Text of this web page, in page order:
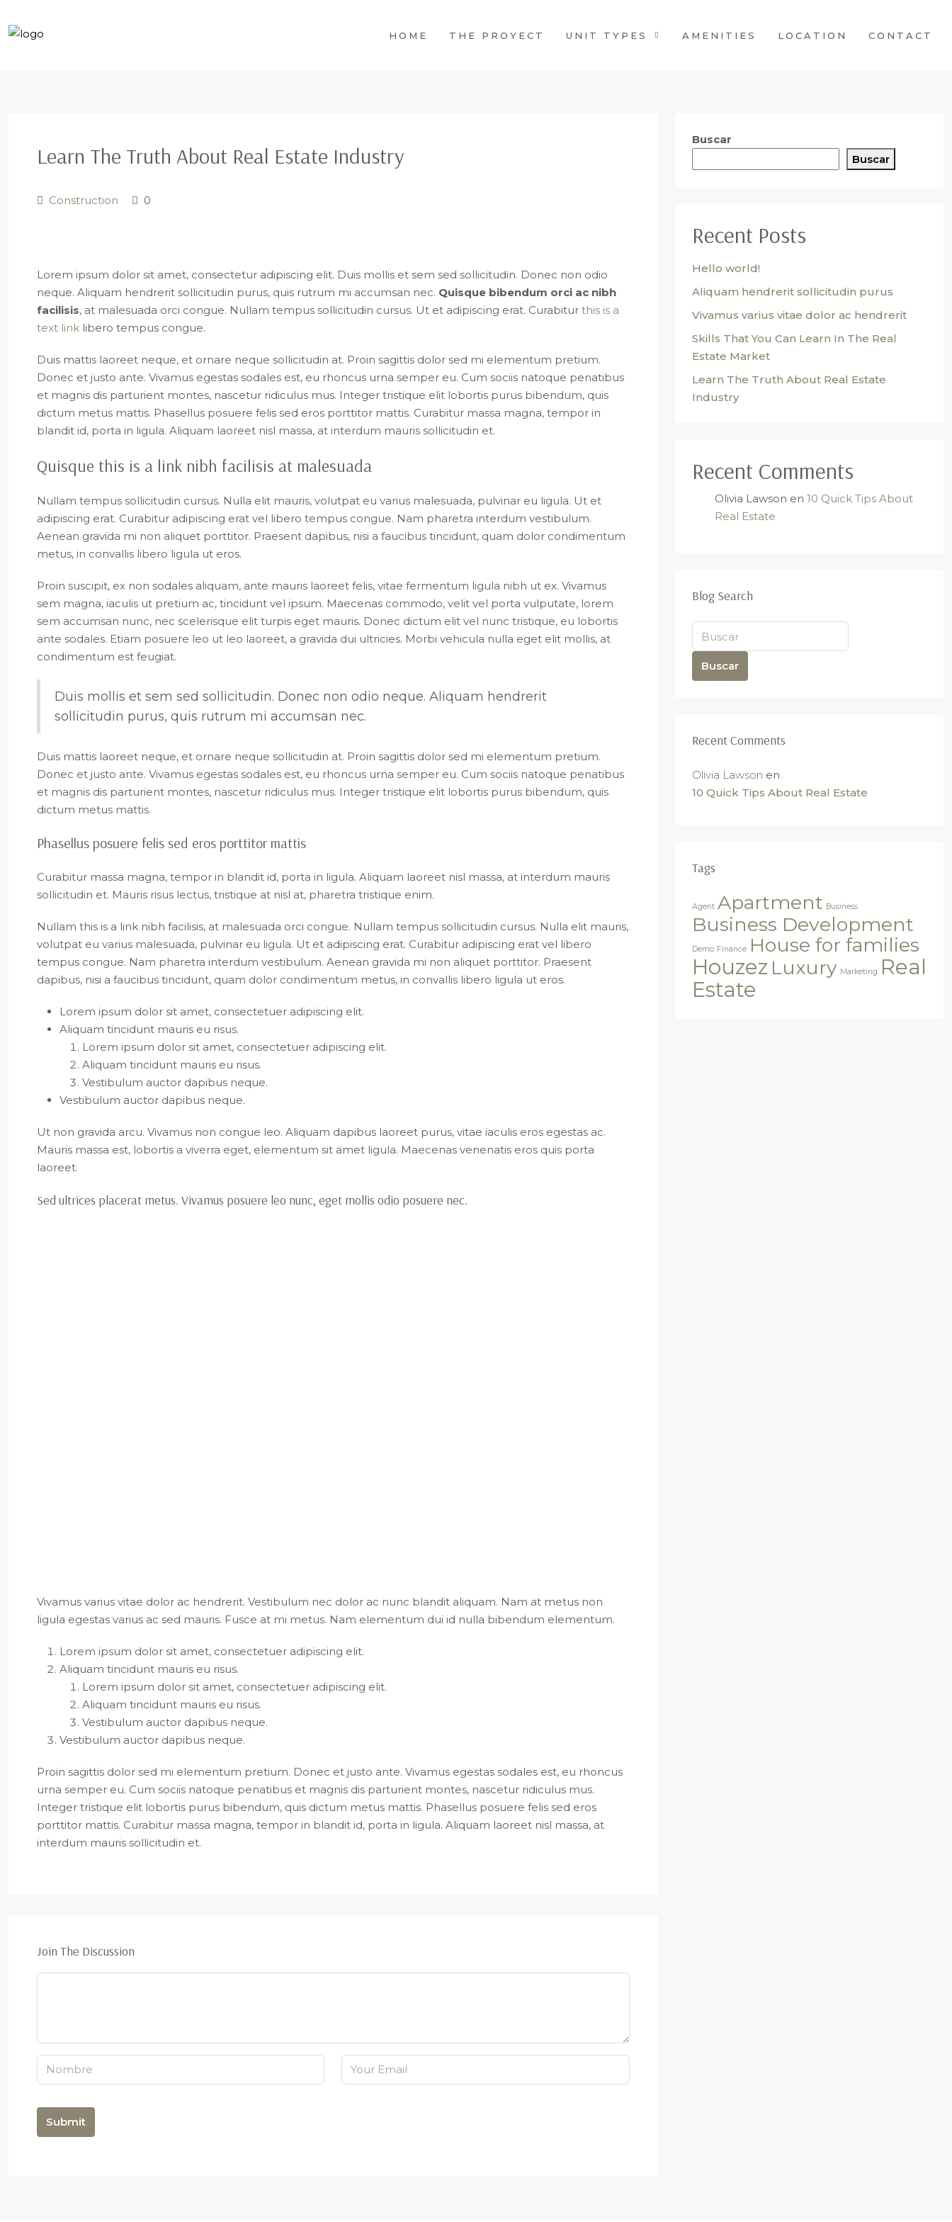
HOME THE PROYECT UNIT TYPES AMENITIES LOCATION CONTACT
Learn The Truth About Real Estate Industry
Construction 0
Lorem ipsum dolor sit amet, consectetur adipiscing elit. Duis mollis et sem sed sollicitudin. Donec non odio
neque. Aliquam hendrerit sollicitudin purus, quis rutrum mi accumsan nec. Quisque bibendum orci ac nibh
facilisis, at malesuada orci congue. Nullam tempus sollicitudin cursus. Ut et adipiscing erat. Curabitur this is a
text link libero tempus congue.
Duis mattis laoreet neque, et ornare neque sollicitudin at. Proin sagittis dolor sed mi elementum pretium.
Donec et justo ante. Vivamus egestas sodales est, eu rhoncus urna semper eu. Cum sociis natoque penatibus
et magnis dis parturient montes, nascetur ridiculus mus. Integer tristique elit lobortis purus bibendum, quis
dictum metus mattis. Phasellus posuere felis sed eros porttitor mattis. Curabitur massa magna, tempor in
blandit id, porta in ligula. Aliquam laoreet nisl massa, at interdum mauris sollicitudin et.
Quisque this is a link nibh facilisis at malesuada
Nullam tempus sollicitudin cursus. Nulla elit mauris, volutpat eu varius malesuada, pulvinar eu ligula. Ut et
adipiscing erat. Curabitur adipiscing erat vel libero tempus congue. Nam pharetra interdum vestibulum.
Aenean gravida mi non aliquet porttitor. Praesent dapibus, nisi a faucibus tincidunt, quam dolor condimentum
metus, in convallis libero ligula ut eros.
Proin suscipit, ex non sodales aliquam, ante mauris laoreet felis, vitae fermentum ligula nibh ut ex. Vivamus
sem magna, iaculis ut pretium ac, tincidunt vel ipsum. Maecenas commodo, velit vel porta vulputate, lorem
sem accumsan nunc, nec scelerisque elit turpis eget mauris. Donec dictum elit vel nunc tristique, eu lobortis
ante sodales. Etiam posuere leo ut leo laoreet, a gravida dui ultricies. Morbi vehicula nulla eget elit mollis, at
condimentum est feugiat.
Duis mollis et sem sed sollicitudin. Donec non odio neque. Aliquam hendrerit
sollicitudin purus, quis rutrum mi accumsan nec.
Duis mattis laoreet neque, et ornare neque sollicitudin at. Proin sagittis dolor sed mi elementum pretium.
Donec et justo ante. Vivamus egestas sodales est, eu rhoncus urna semper eu. Cum sociis natoque penatibus
et magnis dis parturient montes, nascetur ridiculus mus. Integer tristique elit lobortis purus bibendum, quis
dictum metus mattis.
Phasellus posuere felis sed eros porttitor mattis
Curabitur massa magna, tempor in blandit id, porta in ligula. Aliquam laoreet nisl massa, at interdum mauris
sollicitudin et. Mauris risus lectus, tristique at nisl at, pharetra tristique enim.
Nullam this is a link nibh facilisis, at malesuada orci congue. Nullam tempus sollicitudin cursus. Nulla elit mauris,
volutpat eu varius malesuada, pulvinar eu ligula. Ut et adipiscing erat. Curabitur adipiscing erat vel libero
tempus congue. Nam pharetra interdum vestibulum. Aenean gravida mi non aliquet porttitor. Praesent
dapibus, nisi a faucibus tincidunt, quam dolor condimentum metus, in convallis libero ligula ut eros.
Lorem ipsum dolor sit amet, consectetuer adipiscing elit.
Aliquam tincidunt mauris eu risus.
Lorem ipsum dolor sit amet, consectetuer adipiscing elit.
Aliquam tincidunt mauris eu risus.
Vestibulum auctor dapibus neque.
Vestibulum auctor dapibus neque.
Ut non gravida arcu. Vivamus non congue leo. Aliquam dapibus laoreet purus, vitae iaculis eros egestas ac.
Mauris massa est, lobortis a viverra eget, elementum sit amet ligula. Maecenas venenatis eros quis porta
laoreet.
Sed ultrices placerat metus. Vivamus posuere leo nunc, eget mollis odio posuere nec.
Vivamus varius vitae dolor ac hendrerit. Vestibulum nec dolor ac nunc blandit aliquam. Nam at metus non
ligula egestas varius ac sed mauris. Fusce at mi metus. Nam elementum dui id nulla bibendum elementum.
Lorem ipsum dolor sit amet, consectetuer adipiscing elit.
Aliquam tincidunt mauris eu risus.
Lorem ipsum dolor sit amet, consectetuer adipiscing elit.
Aliquam tincidunt mauris eu risus.
Vestibulum auctor dapibus neque.
Vestibulum auctor dapibus neque.
Proin sagittis dolor sed mi elementum pretium. Donec et justo ante. Vivamus egestas sodales est, eu rhoncus
urna semper eu. Cum sociis natoque penatibus et magnis dis parturient montes, nascetur ridiculus mus.
Integer tristique elit lobortis purus bibendum, quis dictum metus mattis. Phasellus posuere felis sed eros
porttitor mattis. Curabitur massa magna, tempor in blandit id, porta in ligula. Aliquam laoreet nisl massa, at
interdum mauris sollicitudin et.
Join The Discussion
Submit
Buscar
Buscar
Recent Posts
Hello world!
Aliquam hendrerit sollicitudin purus
Vivamus varius vitae dolor ac hendrerit
Skills That You Can Learn In The Real
Estate Market
Learn The Truth About Real Estate
Industry
Recent Comments
Olivia Lawson en 10 Quick Tips About
Real Estate
Blog Search
Buscar
Recent Comments
Olivia Lawson en
10 Quick Tips About Real Estate
Tags
Agent Apartment Business
Business Development
Demo Finance House for families
Houzez Luxury Marketing
Real
Estate